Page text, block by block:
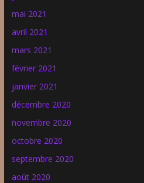
mai 2021
avril 2021
mars 2021
février 2021
janvier 2021
décembre 2020
novembre 2020
octobre 2020
septembre 2020
août 2020